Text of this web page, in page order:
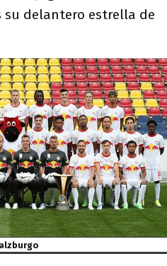
su delantero estrella de